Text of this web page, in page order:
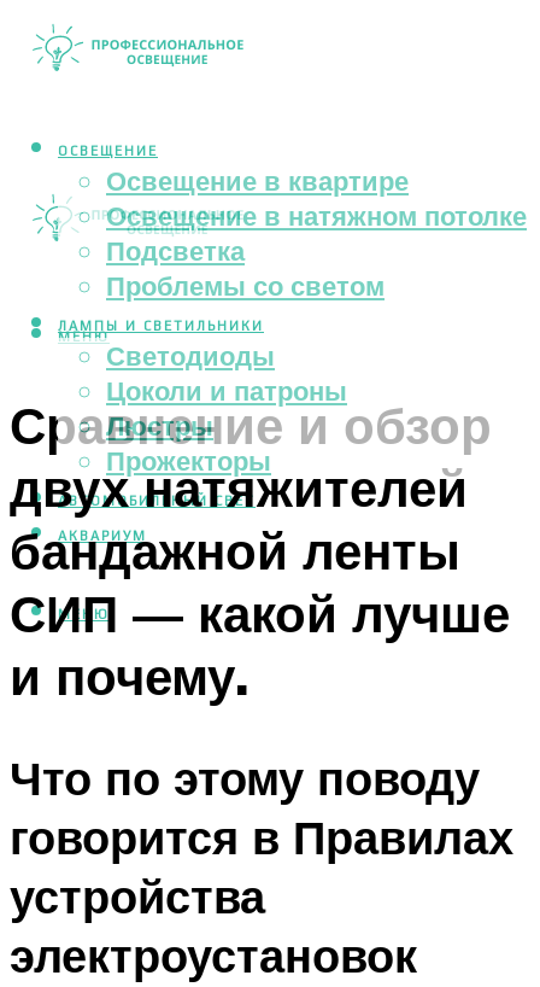
ОСВЕЩЕНИЕ
Освещение в квартире
Освещение в натяжном потолке
Подсветка
Проблемы со светом
ЛАМПЫ И СВЕТИЛЬНИКИ
Светодиоды
Цоколи и патроны
Люстры
Прожекторы
АВТОМОБИЛЬНЫЙ СВЕТ
АКВАРИУМ
МЕНЮ
МЕНЮ
Сравнение и обзор
двух натяжителей
бандажной ленты
СИП — какой лучше
и почему.
Что по этому поводу
говорится в Правилах
устройства
электроустановок